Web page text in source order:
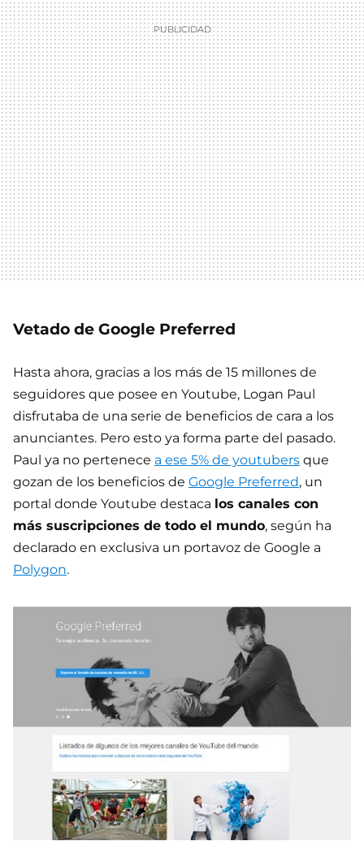
Vetado de Google Preferred
Hasta ahora, gracias a los más de 15 millones de
seguidores que posee en Youtube, Logan Paul
disfrutaba de una serie de beneficios de cara a los
anunciantes. Pero esto ya forma parte del pasado.
Paul ya no pertenece a ese 5% de youtubers que
gozan de los beneficios de Google Preferred, un
portal donde Youtube destaca los canales con
más suscripciones de todo el mundo, según ha
declarado en exclusiva un portavoz de Google a
Polygon.